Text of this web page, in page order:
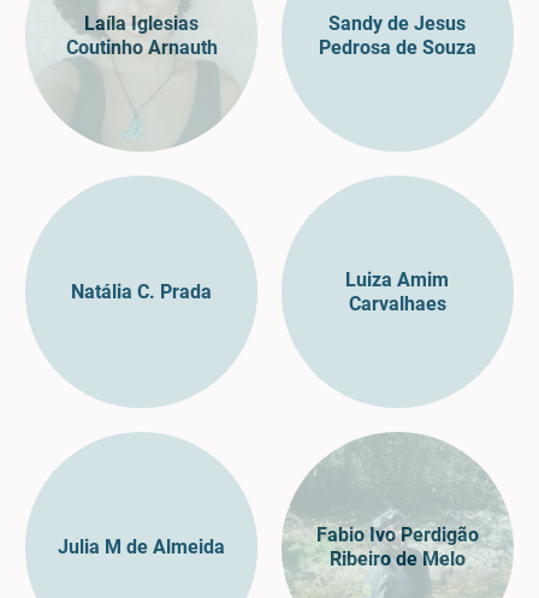
Laíla Iglesias
Coutinho Arnauth
Sandy de Jesus
Pedrosa de Souza
Natália C. Prada
Luiza Amim
Carvalhaes
Julia M de Almeida
Fabio Ivo Perdigão
Ribeiro de Melo